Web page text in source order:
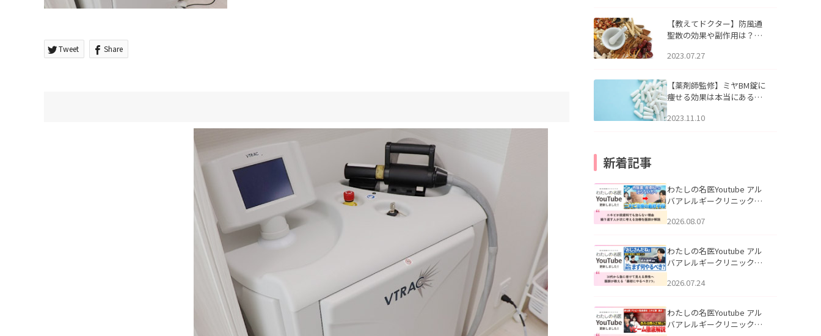
Tweet Share
【教えてドクター】防風通
聖散の効果や副作用は？長
2023.07.27
【薬剤師監修】ミヤBM錠に
痩せる効果は本当にある
2023.11.10
新着記事
わたしの名医Youtube アル
バアレルギークリニック札
らない理由｜繰り返す人が
説」を公開いたしました。
2026.08.07
わたしの名医Youtube アル
バアレルギークリニック札
える男性へ｜医師が教える
公開いたしました。
2026.07.24
わたしの名医Youtube アル
バアレルギークリニック札